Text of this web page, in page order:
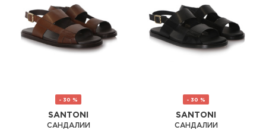
- 30 %
SANTONI
САНДАЛИИ
- 30 %
SANTONI
САНДАЛИИ